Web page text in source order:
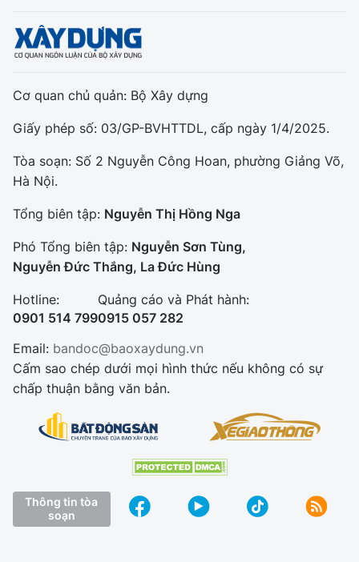
Cơ quan chủ quản: Bộ Xây dựng
Giấy phép số: 03/GP-BVHTTDL, cấp ngày 1/4/2025.
Tòa soạn: Số 2 Nguyễn Công Hoan, phường Giảng Võ,
Hà Nội.
Tổng biên tập: Nguyễn Thị Hồng Nga
Phó Tổng biên tập: Nguyễn Sơn Tùng,
Nguyễn Đức Thắng, La Đức Hùng
Hotline:
0901 514 799
Quảng cáo và Phát hành:
0915 057 282
Email: bandoc@baoxaydung.vn
Cấm sao chép dưới mọi hình thức nếu không có sự
chấp thuận bằng văn bản.
Thông tin tòa
soạn